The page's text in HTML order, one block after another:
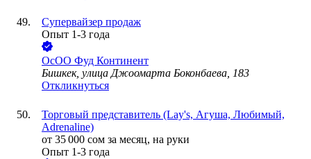
Супервайзер продаж
Опыт 1-3 года
ОсОО Фуд Континент
Бишкек, улица Джоомарта Боконбаева, 183
Откликнуться
Торговый представитель (Lay's, Агуша, Любимый,
Adrenaline)
от 35 000 сом за месяц, на руки
Опыт 1-3 года